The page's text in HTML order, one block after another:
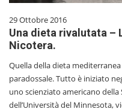
29 Ottobre 2016
Una dieta rivalutata –
Nicotera.
Quella della dieta
paradossale. Tutto è iniziato
uno scienziato americano
dell’Università del Minnesota,